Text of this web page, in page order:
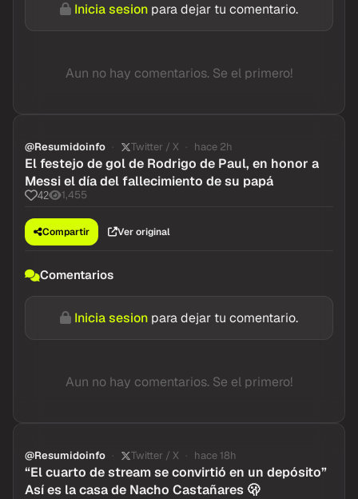
Inicia sesion para dejar tu comentario.
Aun no hay comentarios. Se el primero!
@Resumidoinfo Twitter / X hace 2h
El festejo de gol de Rodrigo de Paul, en honor a
Messi el día del fallecimiento de su papá
42 1,455
Compartir Ver original
Comentarios
Inicia sesion para dejar tu comentario.
Aun no hay comentarios. Se el primero!
@Resumidoinfo Twitter / X hace 18h
“El cuarto de stream se convirtió en un depósito”
Así es la casa de Nacho Castañares 🫢